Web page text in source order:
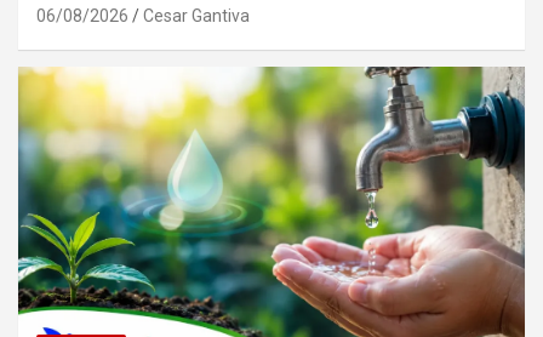
06/08/2026 Cesar Gantiva